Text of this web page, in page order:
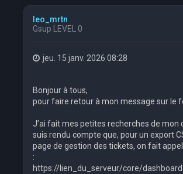
leo_mrtn
Gsup LEVEL 0
jeu. 15 janv. 2026 08:28
Bonjour à tous,
pour faire retour à mon message sur le
J’ai fait mes petites recherches de mon
suis rendu compte que, pour un export
page de gestion des tickets, on fait
:
https://lien_du_serveur/core/